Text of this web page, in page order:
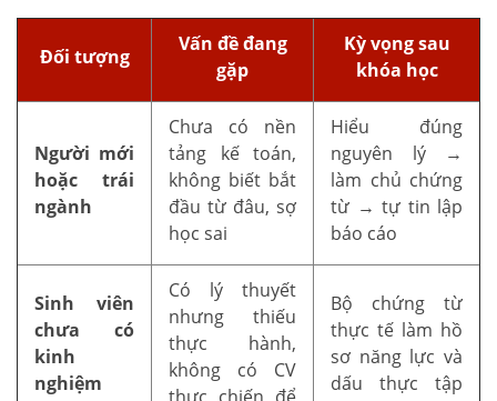
Đối tượng
Vấn đề đang
gặp
Kỳ vọng sau
khóa học
Người mới
hoặc trái
ngành
Chưa có nền
tảng kế toán,
không biết bắt
đầu từ đâu, sợ
học sai
Hiểu đúng
nguyên lý →
làm chủ chứng
từ → tự tin lập
báo cáo
Sinh viên
chưa có
kinh
nghiệm
Có lý thuyết
nhưng thiếu
thực hành,
không có CV
Bộ chứng từ
thực tế làm hồ
sơ năng lực và
dấu thực tập